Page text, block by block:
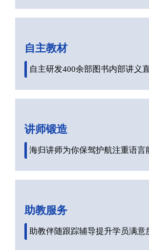
自主教材
自主研发400余部图书内部讲义
讲师锻造
海归讲师为你保驾护航注重语言
助教服务
助教伴随跟踪辅导提升学员满意